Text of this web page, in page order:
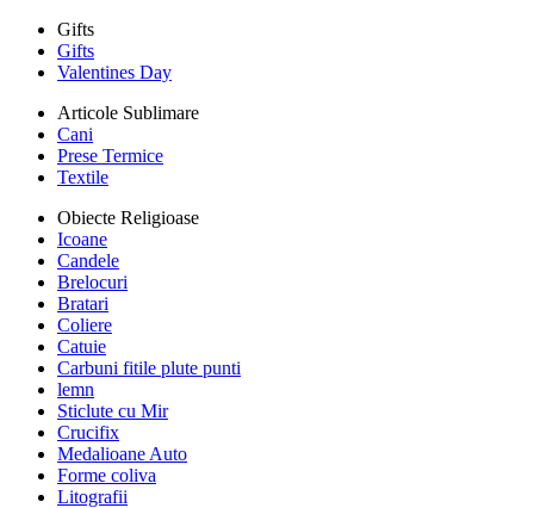
Gifts
Gifts
Valentines Day
Articole Sublimare
Cani
Prese Termice
Textile
Obiecte Religioase
Icoane
Candele
Brelocuri
Bratari
Coliere
Catuie
Carbuni fitile plute punti
lemn
Sticlute cu Mir
Crucifix
Medalioane Auto
Forme coliva
Litografii